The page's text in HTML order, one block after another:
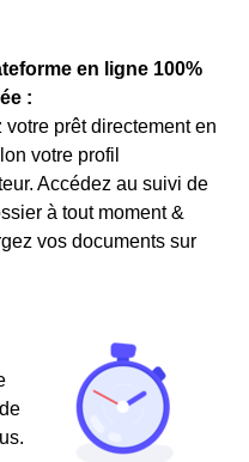
en ligne 100%
:
votre prêt directement en
votre profil
Accédez au suivi de
à tout moment &
vos documents sur